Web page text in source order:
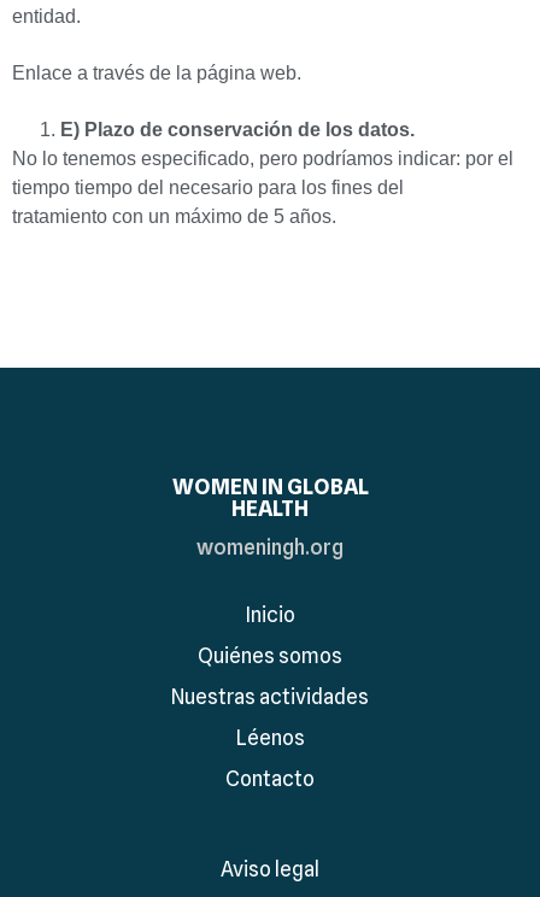
entidad.
Enlace a través de la página web.
E) Plazo de conservación de los datos.
No lo tenemos especificado, pero podríamos indicar: por el
tiempo tiempo del necesario para los fines del
tratamiento con un máximo de 5 años.
WOMEN IN GLOBAL
HEALTH
womeningh.org
Inicio
Quiénes somos
Nuestras actividades
Léenos
Contacto
Aviso legal